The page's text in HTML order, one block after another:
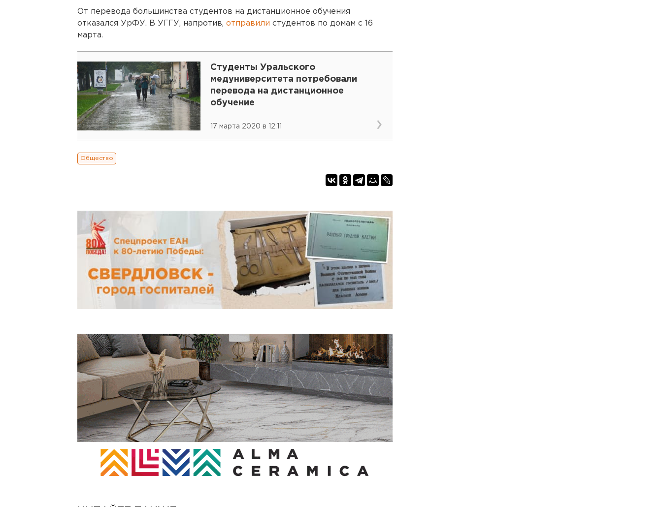
От перевода большинства студентов на дистанционное обучения
отказался УрФУ. В УГГУ, напротив, отправили студентов по домам с 16
марта.
Студенты Уральского
медуниверситета потребовали
перевода на дистанционное
обучение
17 марта 2020 в 12:11
Общество